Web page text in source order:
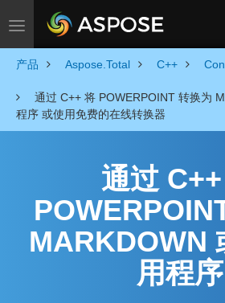
Toggle navigation
产品 Aspose.Total C++
通过 C++ 将 POWERPOINT 转换为
程序 或使用免费的在线转换器
通过
MARKDOWN
用程序